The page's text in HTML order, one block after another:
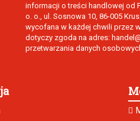
informacji o treści handlowej od
o. o., ul. Sosnowa 10, 86-005
wycofana w każdej chwili przez
dotyczy zgoda na adres:
przetwarzania danych